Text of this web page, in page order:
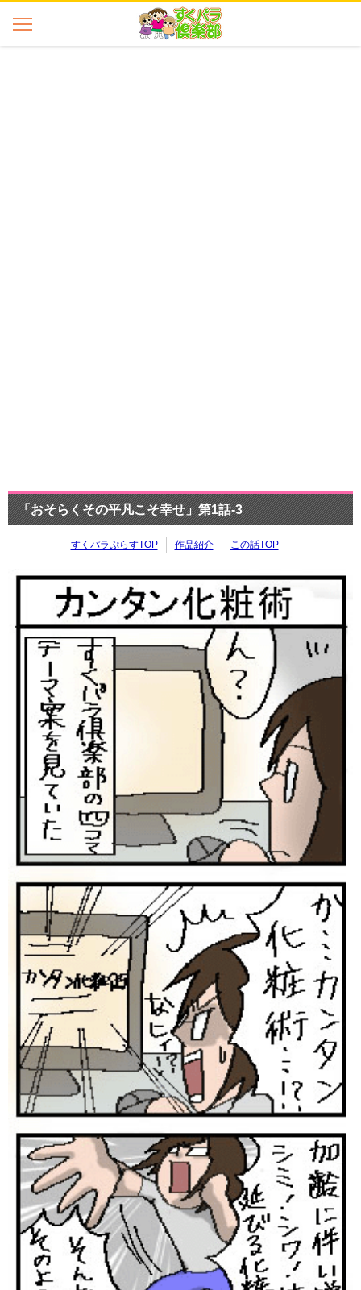
「おそらくその平凡こそ幸せ」第1話-3
すくパラぷらすTOP 作品紹介 この話TOP